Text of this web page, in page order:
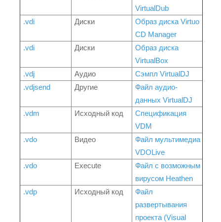
VirtualDub
.vdi
Диски
Образ диска Virtuo
CD Manager
.vdi
Диски
Образ диска
VirtualBox
.vdj
Аудио
Сэмпл VirtualDJ
.vdjsend
Другие
Файл аудио-
данных VirtualDJ
.vdm
Исходный код
Спецификация
VDM
.vdo
Видео
Файл мультимедиа
VDOLive
.vdo
Execute
Файл с возможным
вирусом Heathen
.vdp
Исходный код
Файл
развертывания
проекта (Visual